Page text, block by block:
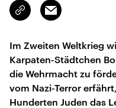
Link
kopieren/teilen
Email
Im Zweiten Weltkrieg
Karpaten-Städtchen
die Wehrmacht zu
vom Nazi-Terror
Hunderten Juden das